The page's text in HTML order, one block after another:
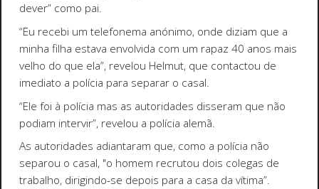
dever” como pai.
“Eu recebi um telefonema anónimo, onde diziam que a
minha filha estava envolvida com um rapaz 40 anos mais
velho do que ela”, revelou Helmut, que contactou de
imediato a polícia para separar o casal.
“Ele foi à polícia mas as autoridades disseram que não
podiam intervir”, revelou a polícia alemã.
As autoridades adiantaram que, como a polícia não
separou o casal, "o homem recrutou dois colegas de
trabalho, dirigindo-se depois para a casa da vítima”.